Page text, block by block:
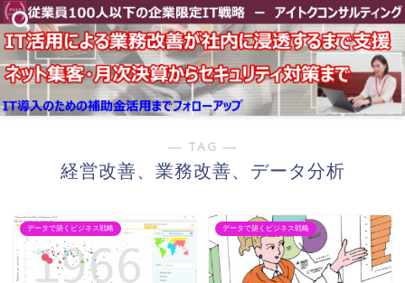
― TAG ―
経営改善、業務改善、データ分析
データで築くビジネス戦略 データで築くビジネス戦略